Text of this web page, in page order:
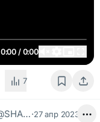
0:00 / 0:00
7
@SHANSONTV·27 апр 2023